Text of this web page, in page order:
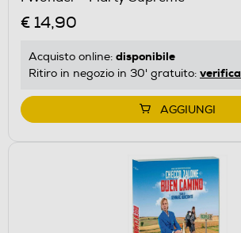
€ 14,90
Acquisto online: disponibile
Ritiro in negozio in 30' gratuito: verifica
AGGIUNGI